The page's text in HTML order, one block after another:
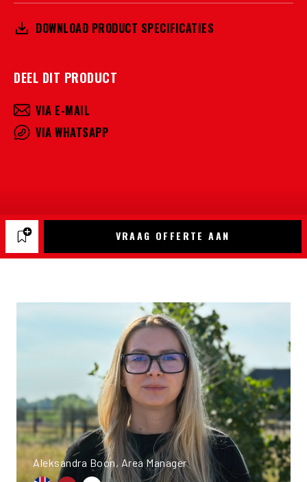
DOWNLOAD PRODUCT SPECIFICATIES
DEEL DIT PRODUCT
VIA E-MAIL
VIA WHATSAPP
VRAAG OFFERTE AAN
Aleksandra Boon, Area Manager